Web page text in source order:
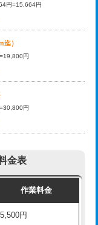
33,000円
8,800円～
11,000円+材料費
16,500円+材料費
13,200円+材料費
円=15,664円
）
円
円
金表
作業料金
5,500円